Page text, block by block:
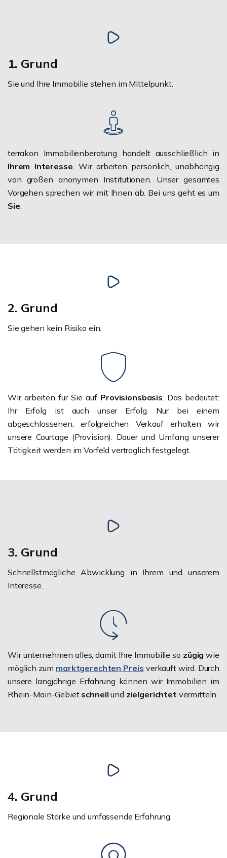
1. Grund
Sie und Ihre Immobilie stehen im Mittelpunkt.
terrakon Immobilienberatung handelt ausschließlich in
Ihrem Interesse. Wir arbeiten persönlich, unabhängig
von großen anonymen Institutionen. Unser gesamtes
Vorgehen sprechen wir mit Ihnen ab. Bei uns geht es um
Sie.
2. Grund
Sie gehen kein Risiko ein.
Wir arbeiten für Sie auf Provisionsbasis. Das bedeutet:
Ihr Erfolg ist auch unser Erfolg. Nur bei einem
abgeschlossenen, erfolgreichen Verkauf erhalten wir
unsere Courtage (Provision). Dauer und Umfang unserer
Tätigkeit werden im Vorfeld vertraglich festgelegt.
3. Grund
Schnellstmögliche Abwicklung in Ihrem und unserem
Interesse.
Wir unternehmen alles, damit Ihre Immobilie so zügigwie
möglich zum marktgerechten Preis verkauft wird. Durch
unsere langjährige Erfahrung können wir Immobilien im
Rhein-Main-Gebiet schnellund zielgerichtet vermitteln.
4. Grund
Regionale Stärke und umfassende Erfahrung.